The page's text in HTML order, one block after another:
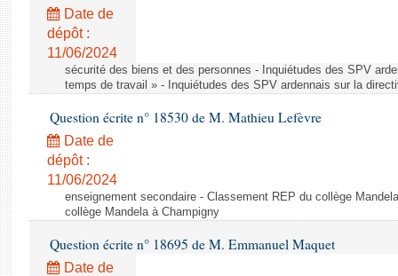
Date de
dépôt :
11/06/2024
sécurité des biens et des personnes - Inquiétudes des SPV
temps de travail » - Inquiétudes des SPV ardennais sur la
Question écrite n° 18530 de M. Mathieu Lefèvre
Date de
dépôt :
11/06/2024
enseignement secondaire - Classement REP du collège
collège Mandela à Champigny
Question écrite n° 18695 de M. Emmanuel Maquet
Date de